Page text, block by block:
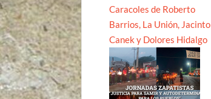
Caracoles de Roberto
Barrios, La Unión, Jacinto
Canek y Dolores Hidalgo